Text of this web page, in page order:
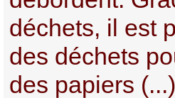
déchets, il est
des déchets
des papiers (...)